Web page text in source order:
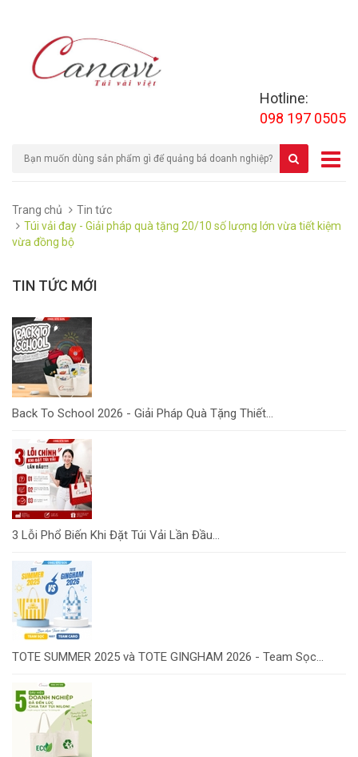
Hotline:
098 197 0505
Trang chủ
Tin tức
Túi vải đay - Giải pháp quà tặng 20/10 số lượng lớn vừa tiết kiệm
vừa đồng bộ
TIN TỨC MỚI
Back To School 2026 - Giải Pháp Quà Tặng Thiết...
3 Lỗi Phổ Biến Khi Đặt Túi Vải Lần Đầu...
TOTE SUMMER 2025 và TOTE GINGHAM 2026 - Team Sọc...